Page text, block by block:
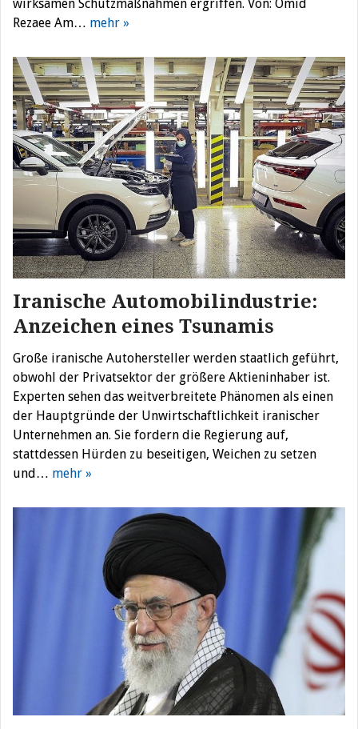
wirksamen Schutzmaßnahmen ergriffen. Von: Omid
Rezaee Am… mehr »
Iranische Automobilindustrie:
Anzeichen eines Tsunamis
Große iranische Autohersteller werden staatlich geführt,
obwohl der Privatsektor der größere Aktieninhaber ist.
Experten sehen das weitverbreitete Phänomen als einen
der Hauptgründe der Unwirtschaftlichkeit iranischer
Unternehmen an. Sie fordern die Regierung auf,
stattdessen Hürden zu beseitigen, Weichen zu setzen
und… mehr »